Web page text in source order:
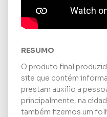
RESUMO
O produto final
site que contém
prestam auxílio a
principalmente, na
também fizemos um